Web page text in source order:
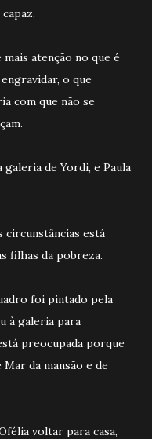
atenção no que é
o que
com que não se
de Yordi, e Paula
circunstâncias está
filhas da pobreza.
foi pintado pela
à galeria para
preocupada porque
da mansão e de
voltar para casa,